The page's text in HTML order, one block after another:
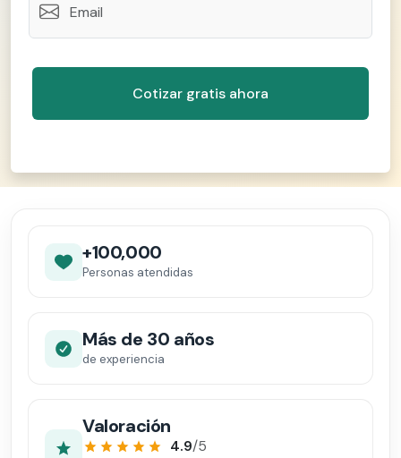
+100,000
Personas atendidas
Más de 30 años
de experiencia
Valoración
4.9/5